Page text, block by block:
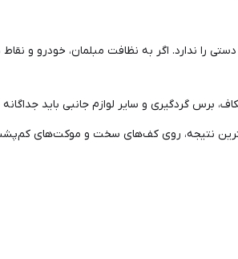
ندارد. اگر به نظافت مبلمان، خودرو و نقاط
برس گردگیری و سایر لوازم جانبی باید
نتیجه، روی کف‌های سخت و موکت‌های